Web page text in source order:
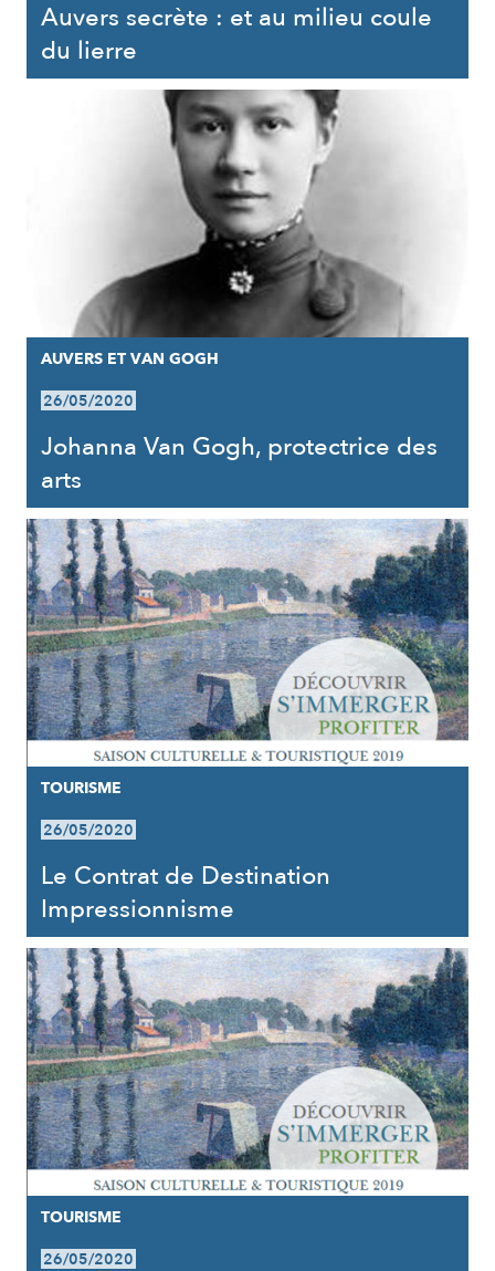
Auvers secrète : et au milieu coule
du lierre
AUVERS ET VAN GOGH
26/05/2020
Johanna Van Gogh, protectrice des
arts
TOURISME
26/05/2020
Le Contrat de Destination
Impressionnisme
TOURISME
26/05/2020